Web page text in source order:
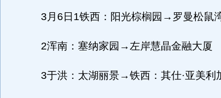
3月6日1铁西：阳光棕榈园→罗曼松鼠
2浑南：塞纳家园→左岸慧晶金融大厦
3于洪：太湖丽景→铁西：其仕·亚美利